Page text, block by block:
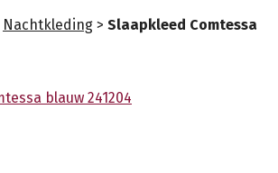
Nachtkleding > Slaapkleed Comtessa